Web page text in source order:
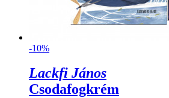
-10%
Lackfi János
Csodafogkrém